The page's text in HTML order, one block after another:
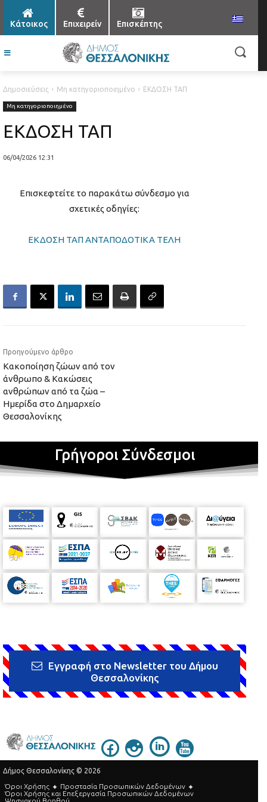
Κάτοικος Επιχειρείν Επισκέπτης
Δημοσιεύσεις Μη κατηγοριοποιημένο ΕΚΔΟΣΗ ΤΑΠ
Μη κατηγοριοποιημένο
ΕΚΔΟΣΗ ΤΑΠ
06/04/2026 12:31
Επισκεφτείτε το παρακάτω σύνδεσμο για
σχετικές οδηγίες:
ΕΚΔΟΣΗ ΤΑΠ ΑΝΤΑΠΟΔΟΤΙΚΑ ΤΕΛΗ
Προηγούμενο άρθρο
Κακοποίηση ζώων από τον
άνθρωπο & Κακώσεις
ανθρώπων από τα ζώα –
Ημερίδα στο Δημαρχείο
Θεσσαλονίκης
Γρήγοροι Σύνδεσμοι
Εγγραφή στο Newsletter του Δήμου
Θεσσαλονίκης
Δήμος Θεσσαλονίκης © 2026
Όροι Χρήσης
Προστασία Προσωπικών Δεδομένων
Όροι Xρήσης και Eπεξεργασία Προσωπικών Δεδομένων